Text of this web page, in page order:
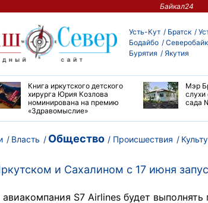
Байкал24
Усть-Кут Братск
Бодайбо
Бурятия
Якутия
Книга иркутского детского
хирурга Юрия Козлова
номинирована на премию
«Здравомыслие»
Мэр
слухи
сада
Власть Общество Происшествия
и Сахалином с 17 июня
S7 Airlines будет